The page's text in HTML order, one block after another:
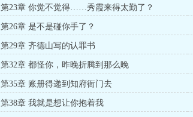
第23章 你觉不觉得……秀霞来得太勤了？
第26章 是不是碰你手了？
第29章 齐德山写的认罪书
第32章 都怪你，昨晚折腾到那么晚
第35章 账册得递到知府衙门去
第38章 我就是想让你抱着我